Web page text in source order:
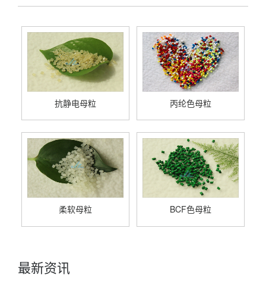
抗静电母粒 丙纶色母粒
柔软母粒 BCF色母粒
最新资讯